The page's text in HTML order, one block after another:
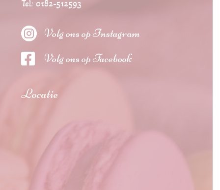
Tel: 0182-512593
 Volg ons op Instagram
 Volg ons op Facebook
Locatie